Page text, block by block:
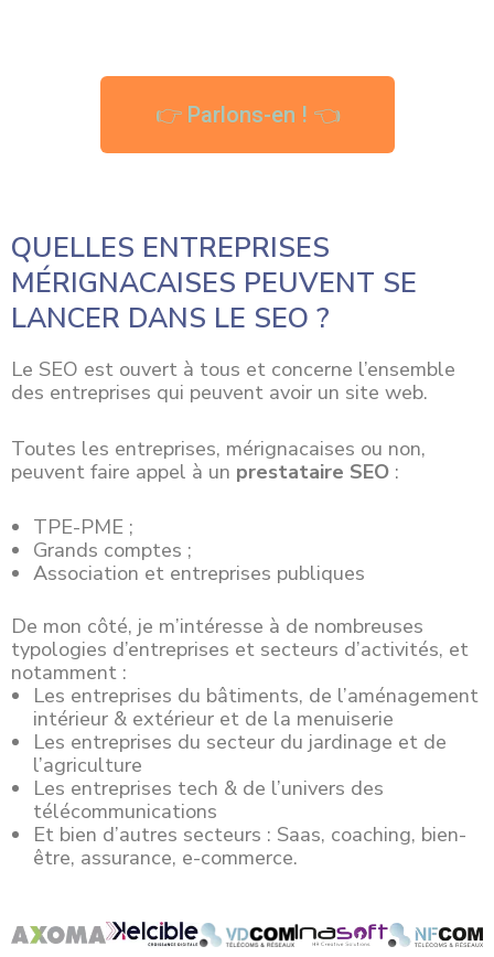
👉 Parlons-en ! 👈
QUELLES ENTREPRISES
MÉRIGNACAISES PEUVENT SE
LANCER DANS LE SEO ?
Le SEO est ouvert à tous et concerne l’ensemble
des entreprises qui peuvent avoir un site web.
Toutes les entreprises, mérignacaises ou non,
peuvent faire appel à un prestataire SEO :
TPE-PME ;
Grands comptes ;
Association et entreprises publiques
De mon côté, je m’intéresse à de nombreuses
typologies d’entreprises et secteurs d’activités, et
notamment :
Les entreprises du bâtiments, de l’aménagement
intérieur & extérieur et de la menuiserie
Les entreprises du secteur du jardinage et de
l’agriculture
Les entreprises tech & de l’univers des
télécommunications
Et bien d’autres secteurs : Saas, coaching, bien-
être, assurance, e-commerce.